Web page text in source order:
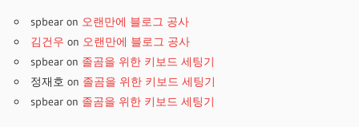
spbear on 오랜만에 블로그 공사
김건우 on 오랜만에 블로그 공사
spbear on 졸곰을 위한 키보드 세팅기
정재호 on 졸곰을 위한 키보드 세팅기
spbear on 졸곰을 위한 키보드 세팅기